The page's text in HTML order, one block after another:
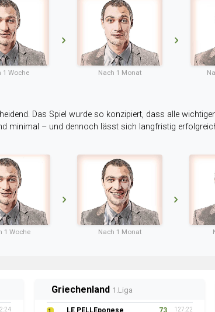
1 Woche Nach 1 Monat
Das Spiel wurde so konzipiert, dass alle
minimal – und dennoch lässt sich langfristig
1 Woche Nach 1 Monat
Griechenland 1.Liga
1 LE PELLEponese 73 127:22